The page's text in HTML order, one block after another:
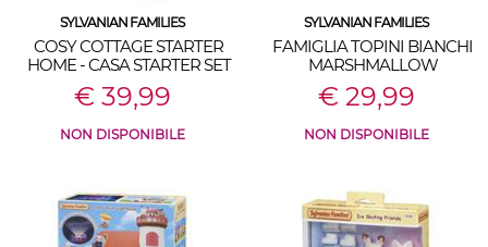
SYLVANIAN FAMILIES
COSY COTTAGE STARTER
HOME - CASA STARTER SET
€ 39,99
NON DISPONIBILE
SYLVANIAN FAMILIES
FAMIGLIA TOPINI BIANCHI
MARSHMALLOW
€ 29,99
NON DISPONIBILE